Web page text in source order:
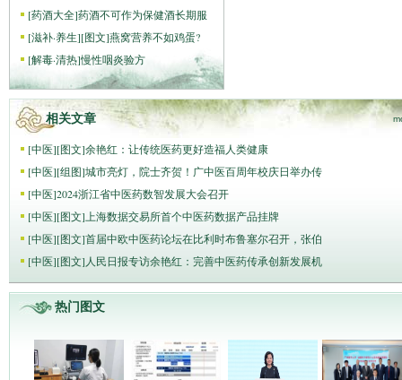
[药酒大全]药酒不可作为保健酒长期服
[滋补·养生][图文]燕窝营养不如鸡蛋?
[解毒·清热]慢性咽炎验方
相关文章
[中医][图文]余艳红：让传统医药更好造福人类健康
[中医][组图]城市亮灯，院士齐贺！广中医百周年校庆日举办传
[中医]2024浙江省中医药数智发展大会召开
[中医][图文] 上海数据交易所首个中医药数据产品挂牌
[中医][图文]首届中欧中医药论坛在比利时布鲁塞尔召开，张伯
[中医][图文] 人民日报专访余艳红：完善中医药传承创新发展机
热门图文